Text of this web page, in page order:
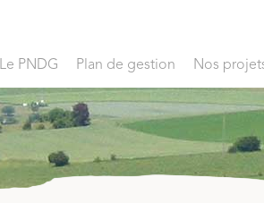
Le PNDG Plan de gestion Nos